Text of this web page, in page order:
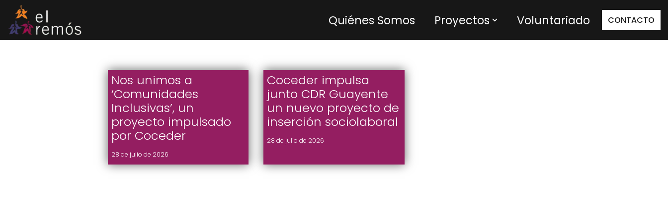
Saltar
al
Quiénes Somos Proyectos Voluntariado CONTACTO
Nos unimos a
‘Comunidades
Inclusivas’, un
proyecto impulsado
por Coceder
28 de julio de 2026
Coceder impulsa
junto CDR Guayente
un nuevo proyecto de
inserción sociolaboral
28 de julio de 2026